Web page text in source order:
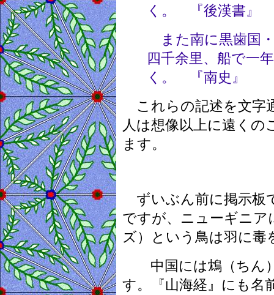
く。 『後漢書』
また南に黒歯国
四千余里、船で一
く。 『南史』
これらの記述を文字
人は想像以上に遠く
ます。
ずいぶん前に掲示板
ですが、ニューギニ
ズ）という鳥は羽に
中国には鴆（ちん
す。『山海経』にも名